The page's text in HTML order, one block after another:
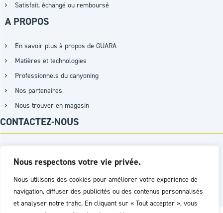
Nous respectons votre vie privée.
Nous utilisons des cookies pour améliorer votre expérience de
navigation, diffuser des publicités ou des contenus personnalisés
et analyser notre trafic. En cliquant sur « Tout accepter », vous
Satisfait, échangé ou remboursé
A PROPOS
En savoir plus à propos de GUARA
Matières et technologies
Professionnels du canyoning
Nos partenaires
Nous trouver en magasin
CONTACTEZ-NOUS
PAR MAIL